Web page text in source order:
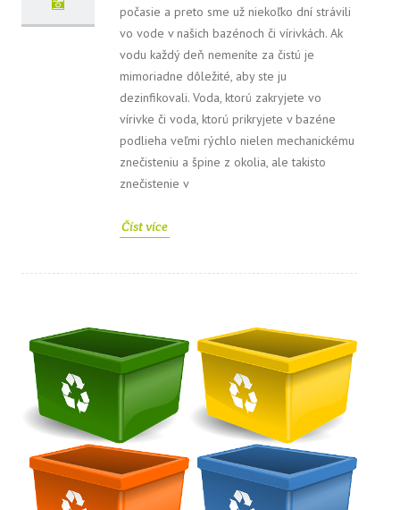
počasie a preto sme už niekoľko dní strávili
vo vode v našich bazénoch či vírivkách. Ak
vodu každý deň nemeníte za čistú je
mimoriadne dôležité, aby ste ju
dezinfikovali. Voda, ktorú zakryjete vo
vírivke či voda, ktorú prikryjete v bazéne
podlieha veľmi rýchlo nielen mechanickému
znečisteniu a špine z okolia, ale takisto
znečistenie v
Číst více